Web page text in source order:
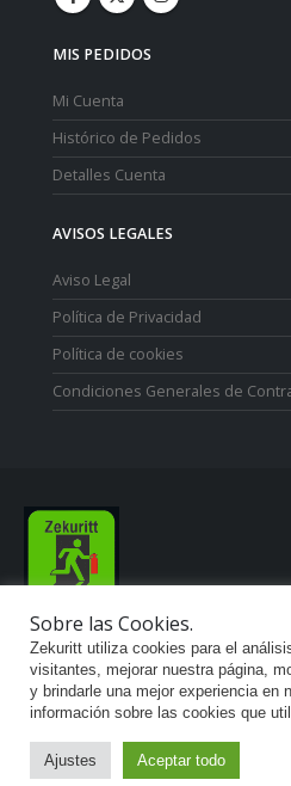
MIS PEDIDOS
Mi Cuenta
Histórico de Pedidos
Detalles Cuenta
AVISOS LEGALES
Aviso Legal
Política de Privacidad
Política de cookies
Condiciones Generales de
Zekuritt TM; Copyright 2021. Derechos
Sobre las Cookies.
Zekuritt utiliza cookies para el
visitantes, mejorar nuestra página,
y brindarle una mejor experiencia en
información sobre las cookies que
Ajustes Aceptar todo